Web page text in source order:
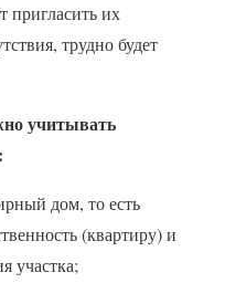
пригласить их
трудно будет
учитывать
дом, то есть
(квартиру) и
участка;